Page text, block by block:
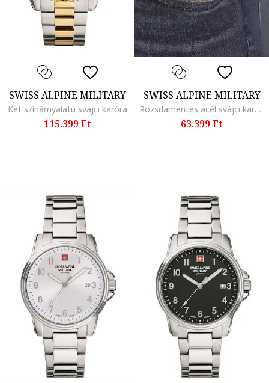
SWISS ALPINE MILITARY
Két színárnyalatú svájci karóra
115.399 Ft
SWISS ALPINE MILITARY
Rozsdamentes acél svájci karóra
63.399 Ft